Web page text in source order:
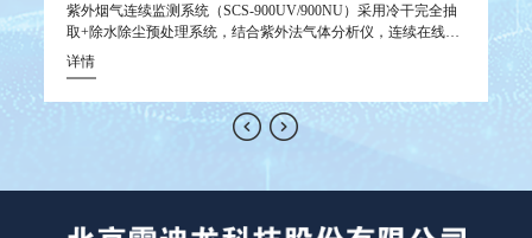
紫外烟气连续监测系统（SCS-900UV/900NU）采用冷干完全抽
取+除水除尘预处理系统，结合紫外法气体分析仪，连续在线测
量烟气中的SO₂、NO、NO₂等污染气体浓度，可通过增加非分
散红外模块，连续在线测量烟气中的CO₂、CH₄ 、N₂O等温室气
度、含氧量等），通过数据采集与传输装置将监测数据上传至
环境管理部门。紫外吸收法对气态污染物进行分析，避免了水
详情
载
AQMS-900AI数智化环境空气质量自动监测站，深度融合智能质
控、自动核查校准、故障自诊断、智慧动环与AI智能监控等关
键技术，构建了实时化、网络化、自动化与智能化的空气质量
监测及运维质控体系，实现监测数据质量的显著提升，推动运
溯，全面提升风险防控能力。
详情
门
术
数智化水质在线监测系统是基于高效感知智能监测和视频AI识
别技术实现常规九参数自动核查、自动校准、智能质控以及无
人巡检的新型水站。系统有效减少水站运维过程中人为操作，
提高水站运维精细化程度，配合功能全面的信息管理平台，大
详情
常
，
SCS-900C GHG 智能碳排放在线计量监测系统包含碳排放在线
监测设备、质控单元、碳核查参数采集仪、企业端碳排放监控
平台四部分。符合计量规范和环保认证要求，具有可溯源性。
详情
系
TOF-SIMS是一种非常灵敏的表面分析技术，它通过一次离子束
脉冲轰击样品表面，层叠碰撞产生二次离子，根据二次离子飞
行时间分离不同质荷比离子，对被轰击的样品表面（1-3个原子
层）进行分析，能够检测包括氢在内的全部元素及其同位素的
详情
脉